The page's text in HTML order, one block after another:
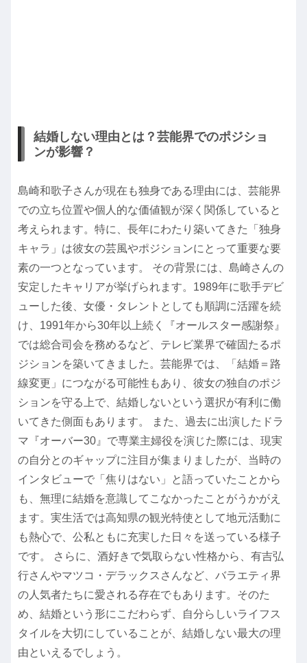
結婚しない理由とは？芸能界でのポジショ
ンが影響？
島崎和歌子さんが現在も独身である理由には、芸能界
での立ち位置や個人的な価値観が深く関係していると
考えられます。特に、長年にわたり築いてきた「独身
キャラ」は彼女の芸風やポジションにとって重要な要
素の一つとなっています。 その背景には、島崎さんの
安定したキャリアが挙げられます。1989年に歌手デビ
ューした後、女優・タレントとしても順調に活躍を続
け、1991年から30年以上続く『オールスター感謝祭』
では総合司会を務めるなど、テレビ業界で確固たるポ
ジションを築いてきました。芸能界では、「結婚＝路
線変更」につながる可能性もあり、彼女の独自のポジ
ションを守る上で、結婚しないという選択が有利に働
いてきた側面もあります。 また、過去に出演したドラ
マ『オーバー30』で専業主婦役を演じた際には、現実
の自分とのギャップに注目が集まりましたが、当時の
インタビューで「焦りはない」と語っていたことから
も、無理に結婚を意識してこなかったことがうかがえ
ます。実生活では高知県の観光特使として地元活動に
も熱心で、公私ともに充実した日々を送っている様子
です。 さらに、酒好きで気取らない性格から、有吉弘
行さんやマツコ・デラックスさんなど、バラエティ界
の人気者たちに愛される存在でもあります。そのた
め、結婚という形にこだわらず、自分らしいライフス
タイルを大切にしていることが、結婚しない最大の理
由といえるでしょう。